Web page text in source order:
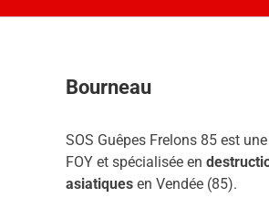
Bourneau
SOS Guêpes Frelons 85 est
FOY et spécialisée en
asiatiquesen Vendée (85).